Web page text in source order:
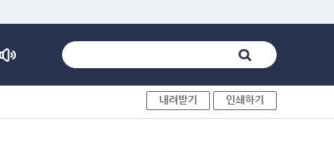
내려받기 인쇄하기